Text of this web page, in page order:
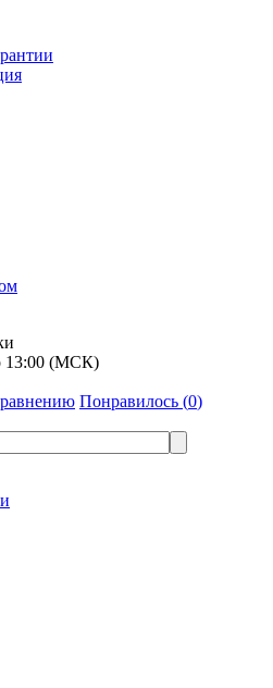
13:00 (МСК)
Понравилось (0)